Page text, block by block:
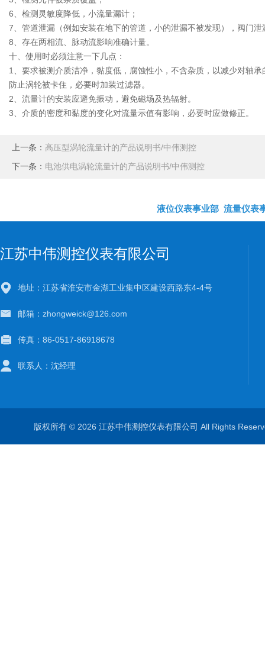
6、检测灵敏度降低，小流量漏计；
7、管道泄漏（例如安装在地下的管道，小的泄漏不被发现），阀门
8、存在两相流、脉动流影响准确计量。
十、使用时必须注意一下几点：
1、要求被测介质洁净，黏度低，腐蚀性小，不含杂质，以减少对轴
防止涡轮被卡住，必要时加装过滤器。
2、流量计的安装应避免振动，避免磁场及热辐射。
3、介质的密度和黏度的变化对流量示值有影响，必要时应做修正。
上一条： 高压型涡轮流量计的产品说明书/中伟测控
下一条： 电池供电涡轮流量计的产品说明书/中伟测控
液位仪表事业部 流量仪表
江苏中伟测控仪表有限公司
地址：江苏省淮安市金湖工业集中区建设西路东4-4号
邮箱：zhongweick@126.com
传真：86-0517-86918678
联系人：沈经理
版权所有 © 2026 江苏中伟测控仪表有限公司 All Rights